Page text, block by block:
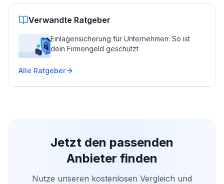
Verwandte Ratgeber
Einlagensicherung für Unternehmen: So ist
dein Firmengeld geschützt
Alle Ratgeber
Jetzt den passenden
Anbieter finden
Nutze unseren kostenlosen Vergleich und